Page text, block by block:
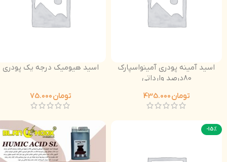
اسید آمینه پودری آمینواسپارک
80درصد وارداتی
تومان
اسید هیومیک درجه یک پودری
تومان
-15%